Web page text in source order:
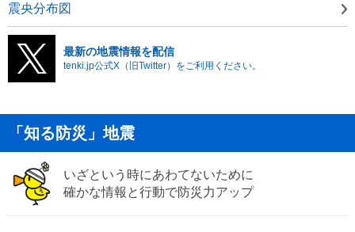
震央分布図
最新の地震情報を配信
tenki.jp公式X（旧Twitter）をご利用ください。
「知る防災」地震
いざという時にあわてないために
確かな情報と行動で防災力アップ